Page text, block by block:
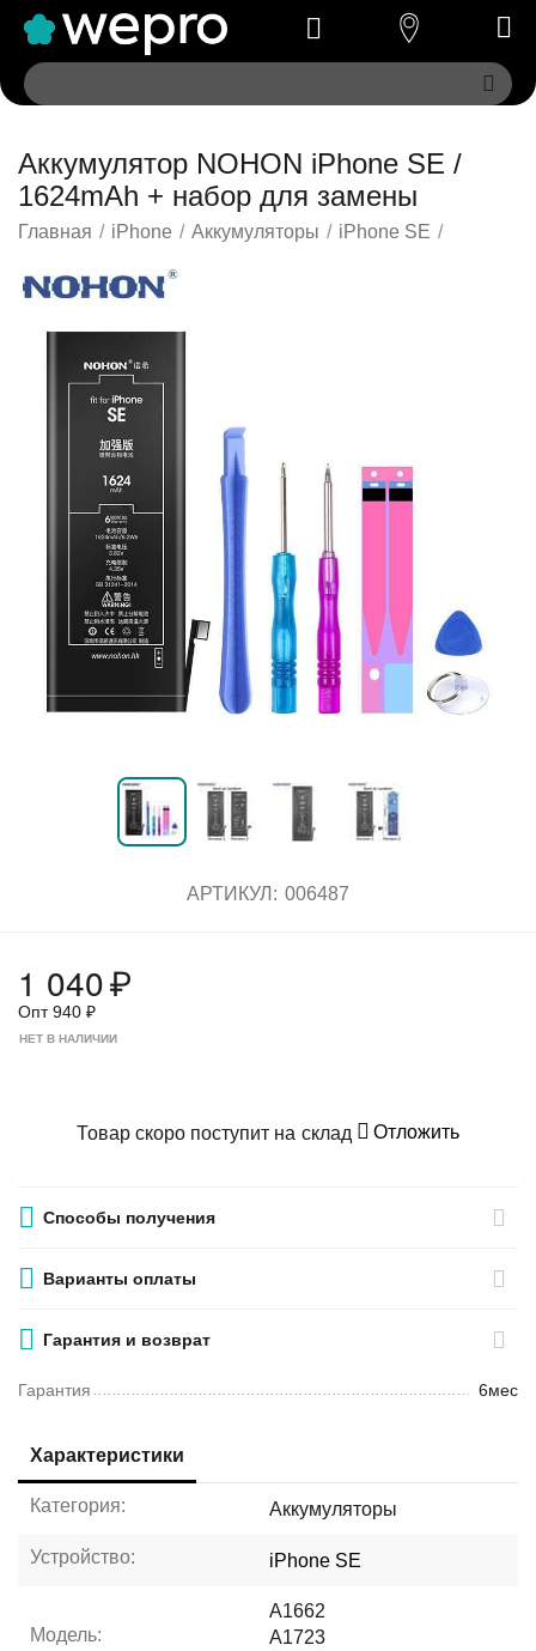
Аккумулятор NOHON iPhone SE /
1624mAh + набор для замены
Главная / iPhone / Аккумуляторы / iPhone SE /
АРТИКУЛ: 006487
1 040₽
Опт940 ₽
НЕТ В НАЛИЧИИ
Товар скоро поступит на склад Отложить
Способы получения
Варианты оплаты
Гарантия и возврат
Гарантия 6мес
Характеристики
Категория: Аккумуляторы
Устройство: iPhone SE
Модель:
A1662
A1723